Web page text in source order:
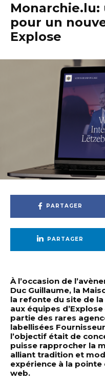
Monarchie.lu:
pour un
Explose
PARTAGER
PARTAGER
À l’occasion de
Duc Guillaume, la
la refonte du site de la
aux équipes
partie des rares
labellisées
l’objectif était de
puisse rapprocher la
alliant tradition et
expérience à la
web.